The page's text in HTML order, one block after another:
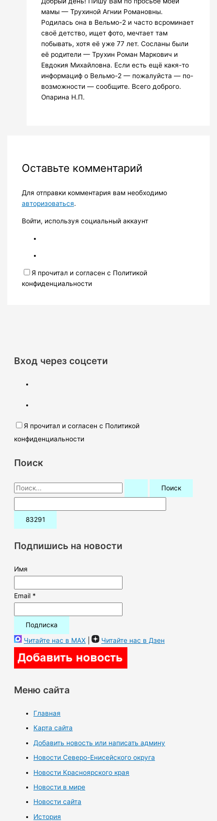
мамы — Трухиной Агнии Романовны.
Родилась она в Вельмо-2 и часто всроминает
своё детство, ищет фото, мечтает там
побывать, хотя её уже 77 лет. Сосланы были
её родители — Трухин Роман Маркович и
Евдокия Михайловна. Если есть ещё какя-то
информациф о Вельмо-2 — пожалуйста — по-
возможности — сообщите. Всего доброго.
Опарина Н.П.
Оставьте комментарий
Для отправки комментария вам необходимо
авторизоваться.
Войти, используя социальный аккаунт
Я прочитал и согласен с Политикой
конфиденциальности
Вход через соцсети
Я прочитал и согласен с Политикой
конфиденциальности
Поиск
П
о
и
:Подпишись на новости
Имя
Email *
Читайте нас в MAX | Читайте нас в Дзен
Меню сайта
Главная
Карта сайта
Добавить новость или написать админу
Новости Северо-Енисейского округа
Новости Красноярского края
Новости в мире
Новости сайта
История